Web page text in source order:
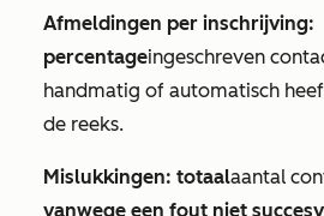
Afmeldingen per inschrijving:
percentageingeschreven
handmatig of automatisch
de reeks.
Mislukkingen: totaalaantal
vanwege een fout niet